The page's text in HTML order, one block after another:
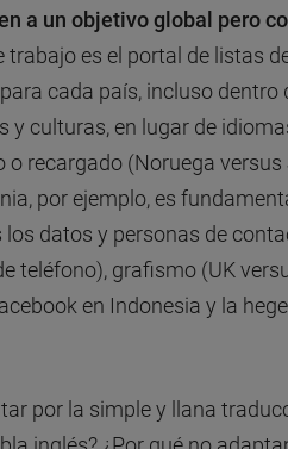
a un objetivo global pero
trabajo es el portal de listas
cada país, incluso
y culturas, en lugar de
o recargado (Noruega
por ejemplo, es
los datos y personas de
teléfono), grafismo (UK
en Indonesia y la
por la simple y llana